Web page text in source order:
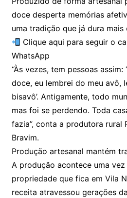
doce desperta memórias
uma tradição que já dura mais
Clique aqui para seguir o
WhatsApp
“Às vezes, tem pessoas assim:
doce, eu lembrei do meu avô,
bisavô’. Antigamente, todo
mas foi se perdendo. Toda
fazia”, conta a produtora rural
Bravim.
Produção artesanal mantém
A produção acontece uma vez
propriedade que fica em Vila
receita atravessou gerações